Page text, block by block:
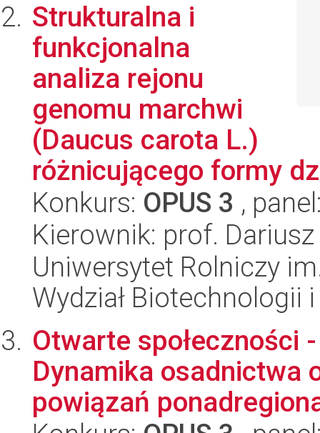
Strukturalna i
funkcjonalna
analiza rejonu
genomu marchwi
(Daucus carota L.)
różnicującego formy
Konkurs: OPUS 3 ,
Kierownik: prof.
Uniwersytet Rolniczy
Wydział Biotechnologii
Otwarte społeczności
Dynamika osadnictwa
powiązań